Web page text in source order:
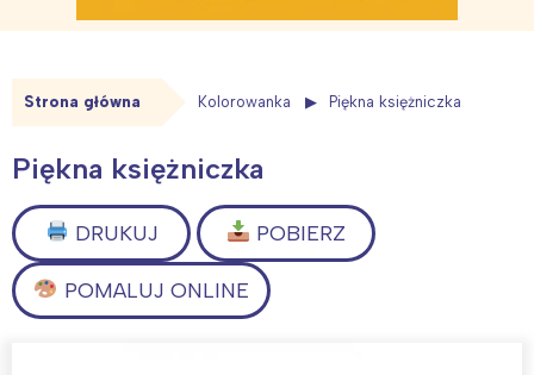
Strona główna Kolorowanka Piękna księżniczka
Piękna księżniczka
DRUKUJ POBIERZ
POMALUJ ONLINE